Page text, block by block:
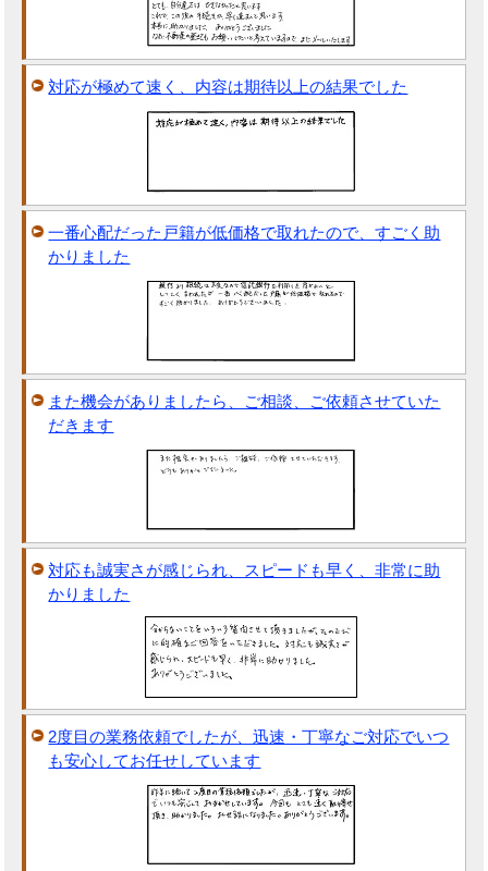
対応が極めて速く、内容は期待以上の結果でした
一番心配だった戸籍が低価格で取れたので、すごく助
かりました
また機会がありましたら、ご相談、ご依頼させていた
だきます
対応も誠実さが感じられ、スピードも早く、非常に助
かりました
2度目の業務依頼でしたが、迅速・丁寧なご対応でいつ
も安心してお任せしています